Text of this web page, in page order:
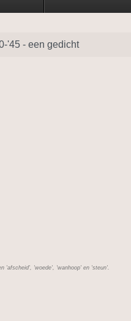
'45 - een gedicht
'afscheid', 'woede', 'wanhoop' en 'steun'.